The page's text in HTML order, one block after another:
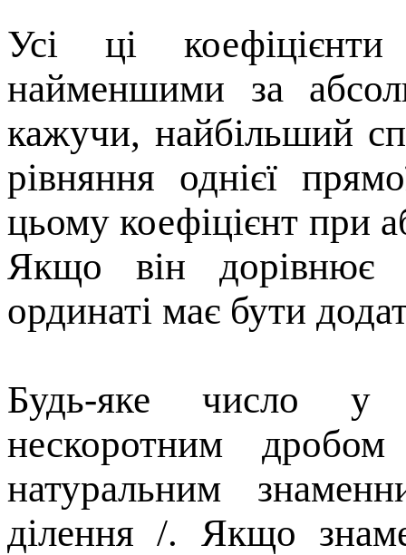
Усі ці
найменшими за
кажучи, найбільший
рівняння однієї
цьому коефіцієнт при
Якщо він дорівнює
ординаті має бути
Будь-яке число у
нескоротним
натуральним
дiлення /. Якщо